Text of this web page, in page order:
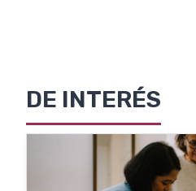
DE INTERÉS